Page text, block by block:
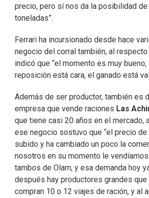
precio, pero sí nos da la posibilidad de
toneladas”.
Ferrari ha incursionado desde hace
negocio del corral también, al
indicó que “el momento es muy
reposición está cara, el ganado está
Además de ser productor, también es
empresa que vende raciones Las
que tiene casi 20 años en el mercado,
ese negocio sostuvo que “el precio
subido y ha cambiado un poco la
nosotros en su momento le
tambos de Olam, y esa demanda hoy
después hay productores grandes que
compran 10 o 12 viajes de ración, y al